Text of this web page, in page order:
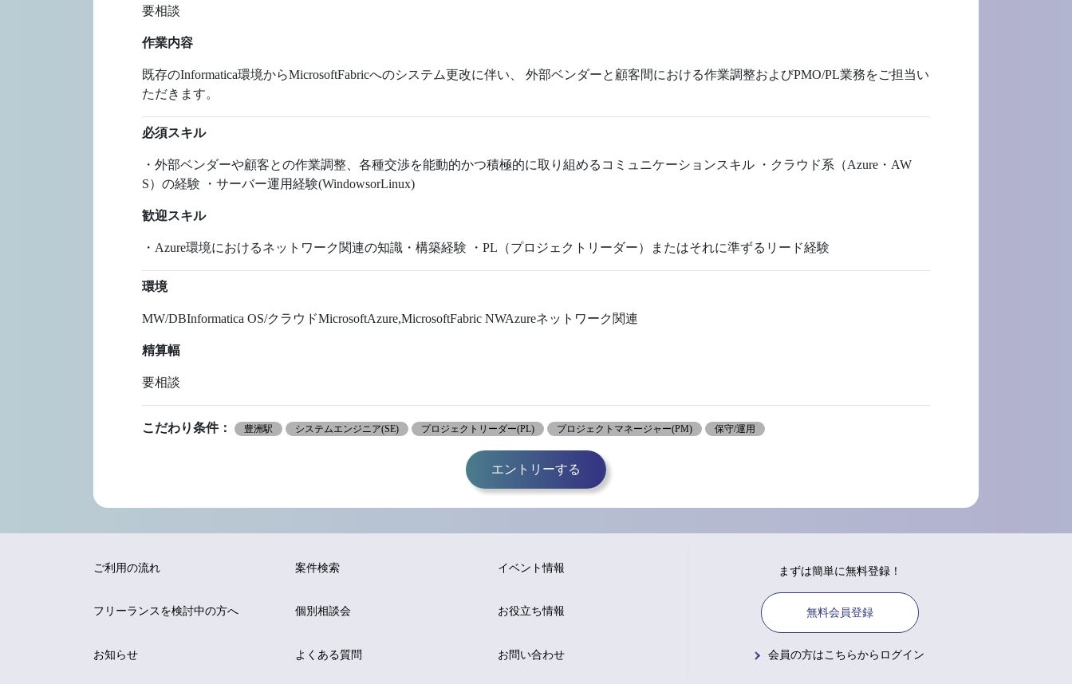
要相談
作業内容
既存のInformatica環境からMicrosoftFabricへのシステム更改に伴い、 外部ベンダーと顧客間における作業調整およびPMO/PL業務をご担当い
ただきます。
必須スキル
・外部ベンダーや顧客との作業調整、各種交渉を能動的かつ積極的に取り組めるコミュニケーションスキル ・クラウド系（Azure・AW
S）の経験 ・サーバー運用経験(WindowsorLinux)
歓迎スキル
・Azure環境におけるネットワーク関連の知識・構築経験 ・PL（プロジェクトリーダー）またはそれに準ずるリード経験
環境
MW/DBInformatica OS/クラウドMicrosoftAzure,MicrosoftFabric NWAzureネットワーク関連
精算幅
要相談
こだわり条件： 豊洲駅 システムエンジニア(SE) プロジェクトリーダー(PL) プロジェクトマネージャー(PM) 保守/運用
エントリーする
ご利用の流れ 案件検索 イベント情報
フリーランスを検討中の方へ 個別相談会 お役立ち情報
お知らせ よくある質問 お問い合わせ
まずは簡単に無料登録！
無料会員登録
会員の方はこちらからログイン